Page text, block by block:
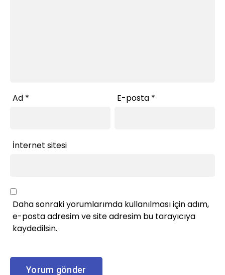
Ad * E-posta *
İnternet sitesi
Daha sonraki yorumlarımda kullanılması için adım,
e-posta adresim ve site adresim bu tarayıcıya
kaydedilsin.